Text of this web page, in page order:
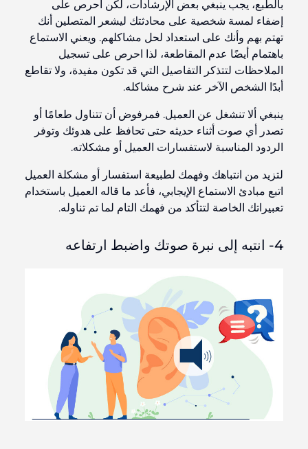
بالطبع، يجب ينبغي بعض الإرشادات، لكن احرص على
إضفاء لمسة شخصية على محادثتك ليشعر المتصلين أنك
تهتم بهم وأنك على استعداد لحل مشاكلهم. ويعني الاستماع
باهتمام أيضًا عدم المقاطعة، لذا احرص على تسجيل
الملاحظات لتتذكر التفاصيل التي قد تكون مفيدة، ولا تقاطع
أبدًا الشخص الآخر عند شرح مشاكله.
ينبغي ألا تنشغل عن العميل. فمرفوض أن تتناول طعامًا أو
تصدر أي صوت أثناء حديثه حتى تحافظ على هدوئك وتوفر
الردود المناسبة لاستفسارات العميل أو مشكلاته.
لتزيد من انتباهك وفهمك لطبيعة استفسار أو مشكلة العميل
اتبع مبادئ الاستماع الإيجابي، فأعد ما قاله العميل باستخدام
تعبيراتك الخاصة لتتأكد من فهمك التام لما تم تناوله.
4- انتبه إلى نبرة صوتك واضبط ارتفاعه